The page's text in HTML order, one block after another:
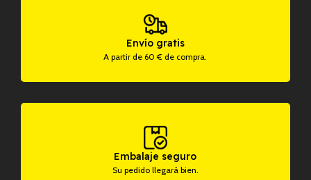
Envío gratis
A partir de 60 € de compra.
Embalaje seguro
Su pedido llegará bien.